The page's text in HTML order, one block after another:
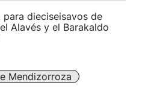
para dieciseisavos de
Alavés y el Barakaldo
Mendizorroza